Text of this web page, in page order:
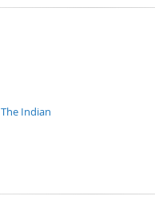
The Indian